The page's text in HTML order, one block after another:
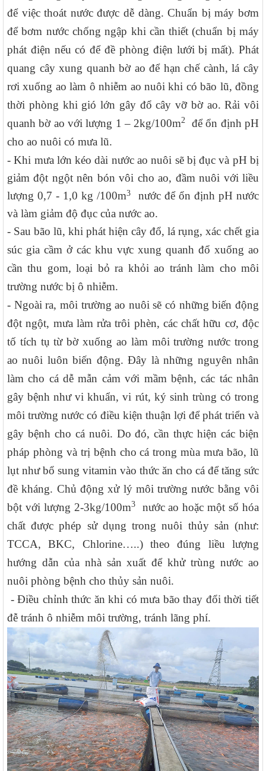
để việc thoát nước được dễ dàng. Chuẩn bị máy bơm
để bơm nước chống ngập khi cần thiết (chuẩn bị máy
phát điện nếu có để đề phòng điện lưới bị mất). Phát
quang cây xung quanh bờ ao để hạn chế cành, lá cây
rơi xuống ao làm ô nhiễm ao nuôi khi có bão lũ, đồng
thời phòng khi gió lớn gây đổ cây vỡ bờ ao. Rải vôi
quanh bờ ao với lượng 1 – 2kg/100m2
để ổn định pH
cho ao nuôi có mưa lũ.
- Khi mưa lớn kéo dài nước ao nuôi sẽ bị đục và pH bị
giảm đột ngột nên bón vôi cho ao, đầm nuôi với liều
lượng 0,7 - 1,0 kg /100m3
nước để ổn định pH nước
và làm giảm độ đục của nước ao.
- Sau bão lũ, khi phát hiện cây đổ, lá rụng, xác chết gia
súc gia cầm ở các khu vực xung quanh đổ xuống ao
cần thu gom, loại bỏ ra khỏi ao tránh làm cho môi
trường nước bị ô nhiễm.
- Ngoài ra, môi trường ao nuôi sẽ có những biến động
đột ngột, mưa làm rửa trôi phèn, các chất hữu cơ, độc
tố tích tụ từ bờ xuống ao làm môi trường nước trong
ao nuôi luôn biến động. Đây là những nguyên nhân
làm cho cá dễ mẫn cảm với mầm bệnh, các tác nhân
gây bệnh như vi khuẩn, vi rút, ký sinh trùng có trong
môi trường nước có điều kiện thuận lợi để phát triển và
gây bệnh cho cá nuôi. Do đó, cần thực hiện các biện
pháp phòng và trị bệnh cho cá trong mùa mưa bão, lũ
lụt như bổ sung vitamin vào thức ăn cho cá để tăng sức
đề kháng. Chủ động xử lý môi trường nước bằng vôi
bột với lượng 2-3kg/100m3nước ao hoặc một số hóa
chất được phép sử dụng trong nuôi thủy sản (như:
TCCA, BKC, Chlorine…..) theo đúng liều lượng
hướng dẫn của nhà sản xuất để khử trùng nước ao
nuôi phòng bệnh cho thủy sản nuôi.
- Điều chỉnh thức ăn khi có mưa bão thay đổi thời tiết
đễ tránh ô nhiễm môi trường, tránh lãng phí.